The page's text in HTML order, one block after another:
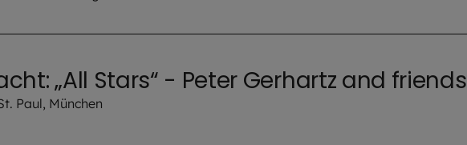
„All Stars“ - Peter Gerhartz and friends
Paul, München